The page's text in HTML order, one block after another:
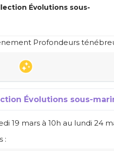
Évolutions sous-
Profondeurs
Évolutions sous-
19 mars à 10h au lundi 24
: